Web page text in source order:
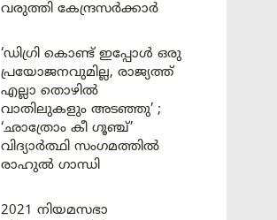
വരുത്തി കേന്ദ്രസർക്കാർ
‘ഡിഗ്രി കൊണ്ട് ഇപ്പോൾ ഒരു
പ്രയോജനവുമില്ല, രാജ്യത്ത്
എല്ലാ തൊഴിൽ
വാതിലുകളും അടഞ്ഞു’ ;
‘ഛാത്രോം കീ ഗൂഞ്ച്’
വിദ്യാർത്ഥി സംഗമത്തിൽ
രാഹുൽ ഗാന്ധി
2021 നിയമസഭാ